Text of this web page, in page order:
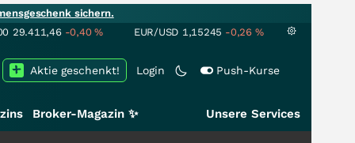
sichern.
29.411,46 -0,40% EUR/USD 1,15245 -0,26 %
Login Push-Kurse
Aktie geschenkt!
Broker-Magazin ✨ Unsere Services